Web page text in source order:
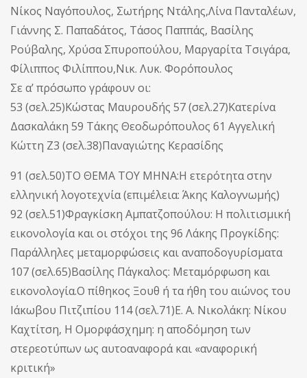
Νίκος Ναγόπουλος, Σωτήρης Ντάλης,Λίνα Πανταλέων,
Γιάννης Σ. Παπαδάτος, Τάσος Παππάς, Βασίλης
Ρούβαλης, Χρύσα Σπυροπούλου, Μαργαρίτα Τσιγάρα,
Φίλιππος Φιλίππου,Νικ. Λυκ. Φορόπουλος
Σε α’ πρόσωπο γράφουν οι:
53 (σελ.25)Κώστας Μαυρουδής 57 (σελ.27)Κατερίνα
Δασκαλάκη 59 Τάκης Θεοδωρόπουλος 61 Αγγελική
Κώττη Ζ3 (σελ.38)Παναγιώτης Κερασίδης
91 (σελ.50)ΤΟ ΘΕΜΑ ΤΟΥ ΜΗΝΑ:Η ετερότητα στην
ελληνική λογοτεχνία (επιμέλεια: Άκης Καλογνωμής)
92 (σελ.51)Φραγκίσκη Αμπατζοπούλου: Η πολιτισμική
εικονολογία και οι στόχοι της 96 Λάκης Προγκίδης:
Παράλληλες μεταμορφώσεις και αναποδογυρίσματα
107 (σελ.65)Βασίλης Πάγκαλος: Μεταμόρφωση και
εικονολογία.Ο πίθηκος Ξουθ ή τα ήθη του αιώνος του
Ιάκωβου Πιτζιπίου 114 (σελ.71)Ε. Α. Νικολάκη: Νίκου
Καχτίτση, Η Ομορφάσχημη: η αποδόμηση των
στερεοτύπων ως αυτοαναφορά και «αναφορική
κριτική»